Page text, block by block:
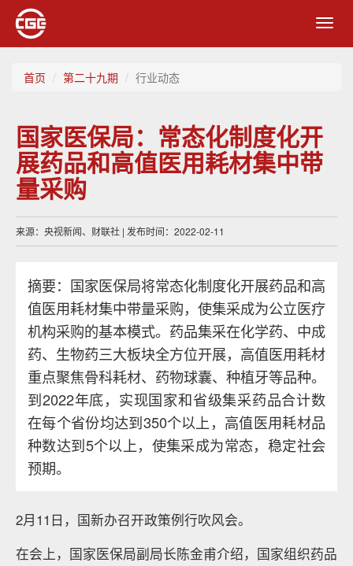
首页 第二十九期 行业动态
国家医保局：常态化制度化开
展药品和高值医用耗材集中带
量采购
来源：央视新闻、财联社 | 发布时间：2022-02-11
摘要：国家医保局将常态化制度化开展药品和高
值医用耗材集中带量采购，使集采成为公立医疗
机构采购的基本模式。药品集采在化学药、中成
药、生物药三大板块全方位开展，高值医用耗材
重点聚焦骨科耗材、药物球囊、种植牙等品种。
到2022年底，实现国家和省级集采药品合计数
在每个省份均达到350个以上，高值医用耗材品
种数达到5个以上，使集采成为常态，稳定社会
预期。
2月11日，国新办召开政策例行吹风会。
在会上，国家医保局副局长陈金甫介绍，国家组织药品